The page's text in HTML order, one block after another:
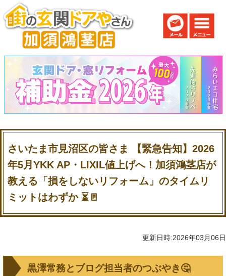
さいたま市見沼区の皆さま 【緊急告知】2026
年5月YKK AP・LIXIL値上げへ！加須鴻茎店が
教える「損をしないリフォーム」のタイムリ
ミットはわずか ⏳🚪
更新日時:2026年03月06日
黒澤常務とブログ担当者のつぶやき🤔